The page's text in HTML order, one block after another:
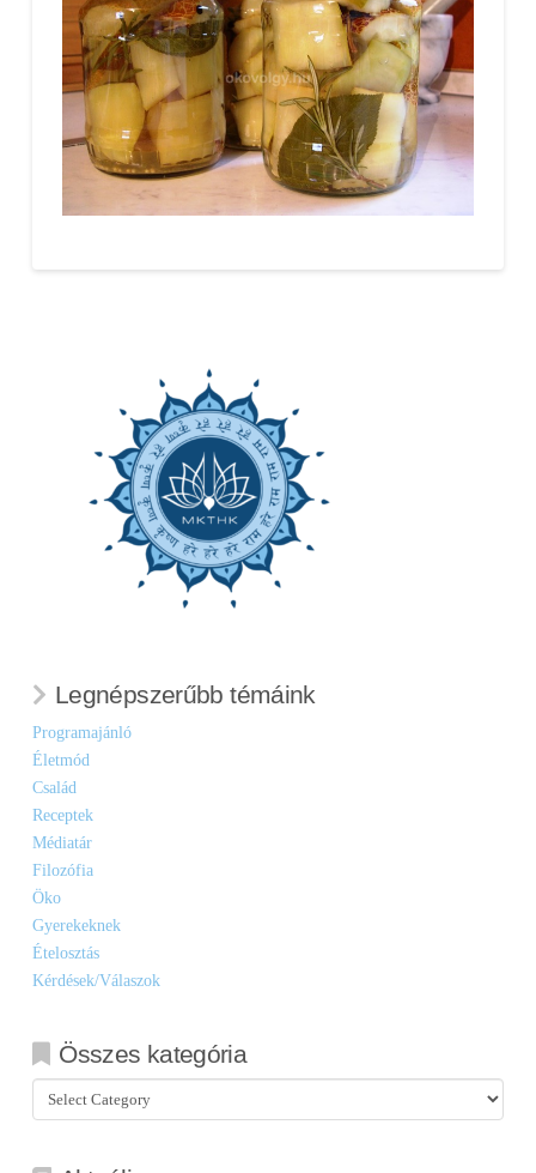
Legnépszerűbb témáink
Programajánló
Életmód
Család
Receptek
Médiatár
Filozófia
Öko
Gyerekeknek
Ételosztás
Kérdések/Válaszok
Összes kategória
Összes
kategória